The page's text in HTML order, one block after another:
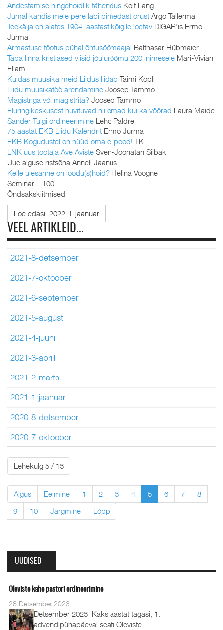
Andestamise hingehoidlik tähendus Koit Lang
Jumal kandis meie pere läbi pimedast orust Argo Tallerma
Teekäija on alates 1904. aastast kõigile loetav DIGAR'is Ermo
Jürma
Armastuse tõotus pühal õhtusöömaajal Balthasar Hübmaier
Tapa linna kristlased viisid jõulurõõmu 200 inimesele Mari-Vivian
Ellam
Kuidas muusika meid Liidus liidab Taimi Kopli
Liidu muusikatöö arendamine Joosep Tammo
Magistriga või magistrita? Joosep Tammo
Eluringikeskusest huvituvad nii omad kui ka võõrad Laura Maide
Sander Tulgi ordineerimine Leho Paldre
75 aastat EKB Liidu Kalendrit Ermo Jürma
EKB Kogudustel on nüüd oma e-pood! TK
LNK uus töötaja Ave Aviste Sven-Joonatan Siibak
Uue alguse ristsõna Anneli Jaanus
Kelle ülesanne on loodu(s)hoid? Helina Voogne
Seminar – 100
Õndsakskiitmised
Loe edasi: 2022-1-jaanuar
VEEL ARTIKLEID...
2021-8-detsember
2021-7-oktoober
2021-6-september
2021-5-august
2021-4-juuni
2021-3-aprill
2021-2-märts
2021-1-jaanuar
2020-8-detsember
2020-7-oktoober
Lehekülg 5 / 13
Algus Eelmine 1 2 3 4 5 6 7
8
9
10 Järgmine Lõpp
UUDISED
Oleviste kahe pastori ordineerimine
28 Detsember 2023
Detsember 2023 Kaks aastat tagasi, 1.
advendipühapäeval seati Oleviste